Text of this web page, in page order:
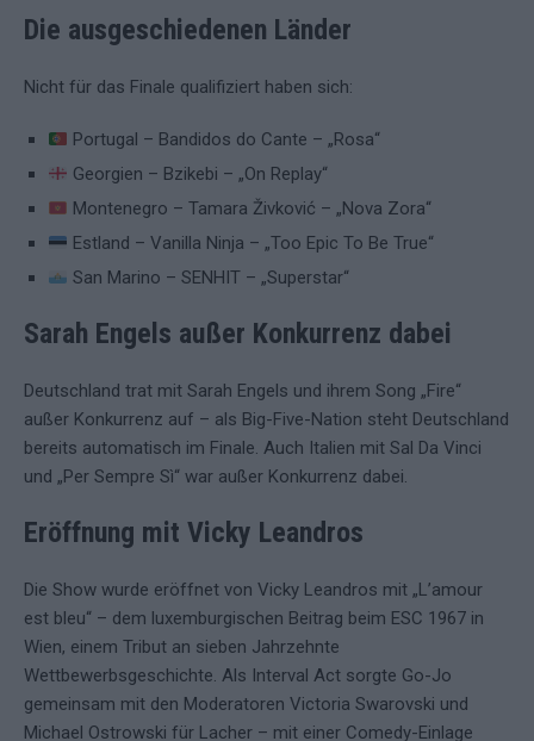
Die ausgeschiedenen Länder
Nicht für das Finale qualifiziert haben sich:
Portugal – Bandidos do Cante – „Rosa“
Georgien – Bzikebi – „On Replay“
Montenegro – Tamara Živković – „Nova Zora“
Estland – Vanilla Ninja – „Too Epic To Be True“
San Marino – SENHIT – „Superstar“
Sarah Engels außer Konkurrenz dabei
Deutschland trat mit Sarah Engels und ihrem Song „Fire“
außer Konkurrenz auf – als Big-Five-Nation steht Deutschland
bereits automatisch im Finale. Auch Italien mit Sal Da Vinci
und „Per Sempre Sì“ war außer Konkurrenz dabei.
Eröffnung mit Vicky Leandros
Die Show wurde eröffnet von Vicky Leandros mit „L’amour
est bleu“ – dem luxemburgischen Beitrag beim ESC 1967 in
Wien, einem Tribut an sieben Jahrzehnte
Wettbewerbsgeschichte. Als Interval Act sorgte Go-Jo
gemeinsam mit den Moderatoren Victoria Swarovski und
Michael Ostrowski für Lacher – mit einer Comedy-Einlage